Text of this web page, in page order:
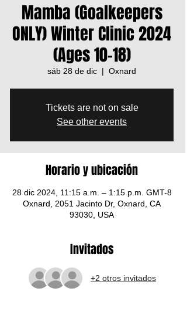
Mamba (Goalkeepers
ONLY) Winter Clinic 2024
(Ages 10-18)
sáb 28 de dic
  |
Oxnard
Tickets are not on sale
See other events
Horario y ubicación
28 dic 2024, 11:15 a.m. – 1:15 p.m. GMT-8
Oxnard, 2051 Jacinto Dr, Oxnard, CA
93030, USA
Invitados
+2 otros invitados